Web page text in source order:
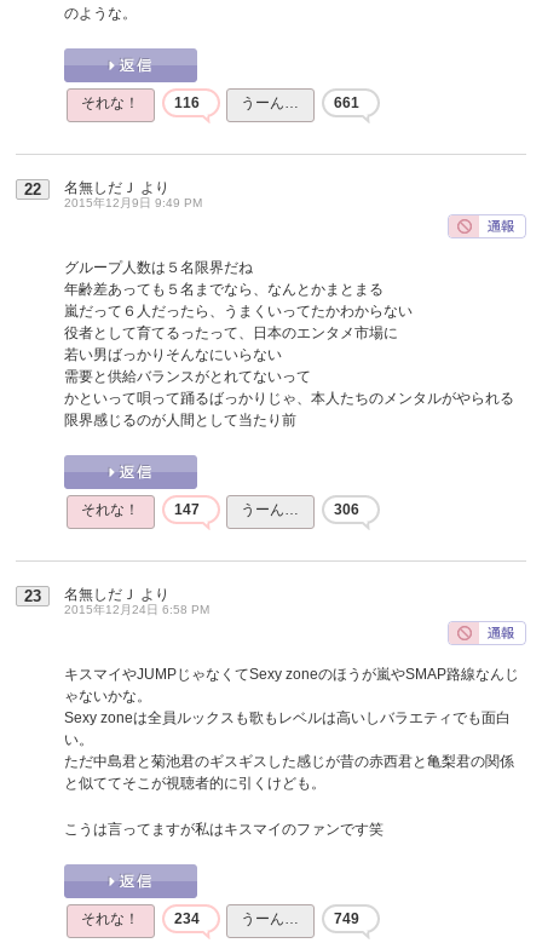
のような。
それな！ 116 うーん… 661
22 名無しだＪ より
2015年12月9日 9:49 PM
グループ人数は５名限界だね
年齢差あっても５名までなら、なんとかまとまる
嵐だって６人だったら、うまくいってたかわからない
役者として育てるったって、日本のエンタメ市場に
若い男ばっかりそんなにいらない
需要と供給バランスがとれてないって
かといって唄って踊るばっかりじゃ、本人たちのメンタルがやられる
限界感じるのが人間として当たり前
それな！ 147 うーん… 306
23 名無しだＪ より
2015年12月24日 6:58 PM
キスマイやJUMPじゃなくてSexy zoneのほうが嵐やSMAP路線なんじ
ゃないかな。
Sexy zoneは全員ルックスも歌もレベルは高いしバラエティでも面白
い。
ただ中島君と菊池君のギスギスした感じが昔の赤西君と亀梨君の関係
と似ててそこが視聴者的に引くけども。
こうは言ってますが私はキスマイのファンです笑
それな！ 234 うーん… 749